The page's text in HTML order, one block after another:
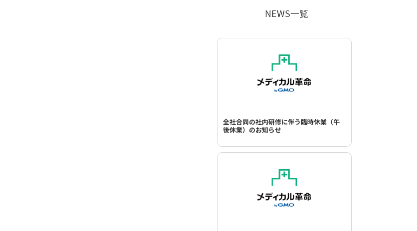
NEWS一覧
全社合同の社内研修に伴う臨時休業（午
後休業）のお知らせ